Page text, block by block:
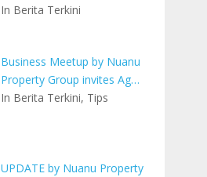
In Berita Terkini
Business Meetup by Nuanu
Property Group invites Ag…
In Berita Terkini, Tips
UPDATE by Nuanu Property